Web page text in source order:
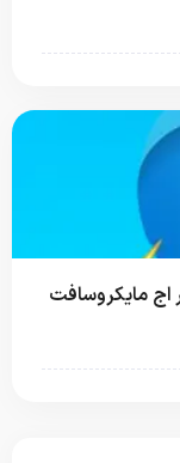
مایکروسافت